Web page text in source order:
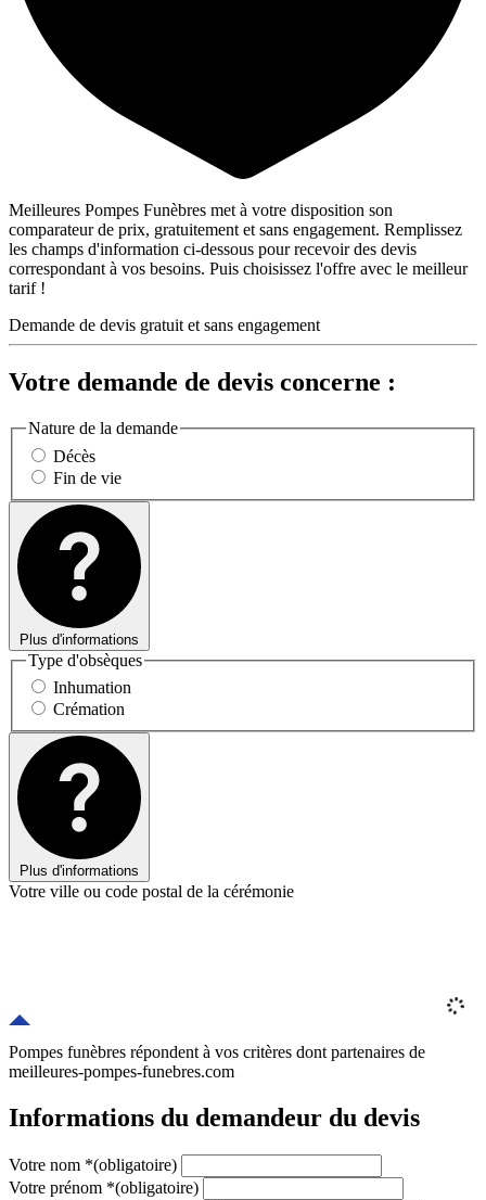
Meilleures Pompes Funèbres met à votre disposition son
comparateur de prix, gratuitement et sans engagement. Remplissez
les champs d'information ci-dessous pour recevoir des devis
correspondant à vos besoins. Puis choisissez l'offre avec le meilleur
tarif !
Demande de devis gratuit et sans engagement
Votre demande de devis concerne :
Nature de la demande
Décès
Fin de vie
Plus d'informations
Type d'obsèques
Inhumation
Crémation
Plus d'informations
Votre ville ou code postal de la cérémonie
Pompes funèbres répondent à vos critères dont partenaires de
meilleures-pompes-funebres.com
Informations du demandeur du devis
Votre nom *(obligatoire)
Votre prénom *(obligatoire)